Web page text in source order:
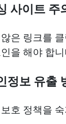
사이트 주
은 링크를
을 해야 합니
정보 유출
호 정책을